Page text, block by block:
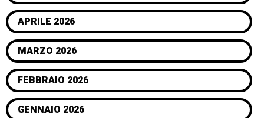
APRILE 2026
MARZO 2026
FEBBRAIO 2026
GENNAIO 2026